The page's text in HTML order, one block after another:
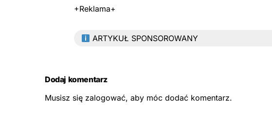
+Reklama+
ARTYKUŁ SPONSOROWANY
Dodaj komentarz
Musisz się zalogować, aby móc dodać komentarz.